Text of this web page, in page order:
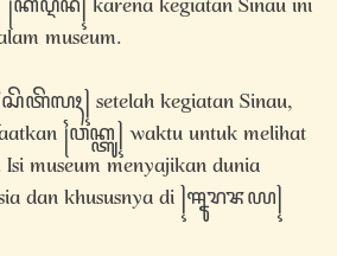
museum.
setelah kegiatan Sinau,
꧌ꦮꦏ꧀ꦠꦸ꧍ waktu untuk melihat
museum menyajikan dunia
dan khususnya di ꧍ꦯꦹꦫꦨꦪ꧍